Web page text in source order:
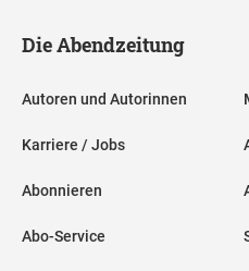
Die Abendzeitung
Autoren und Autorinnen
Karriere / Jobs
Abonnieren
Abo-Service